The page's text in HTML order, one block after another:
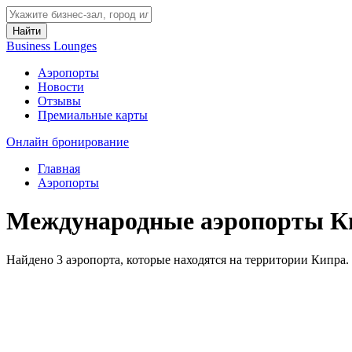
Найти
Business Lounges
Аэропорты
Новости
Отзывы
Премиальные карты
Онлайн бронирование
Главная
Аэропорты
Международные аэропорты
Найдено 3 аэропорта, которые находятся на территории Кипра.